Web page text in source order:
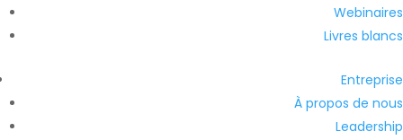
Webinaires
Livres blancs
Entreprise
À propos de nous
Leadership